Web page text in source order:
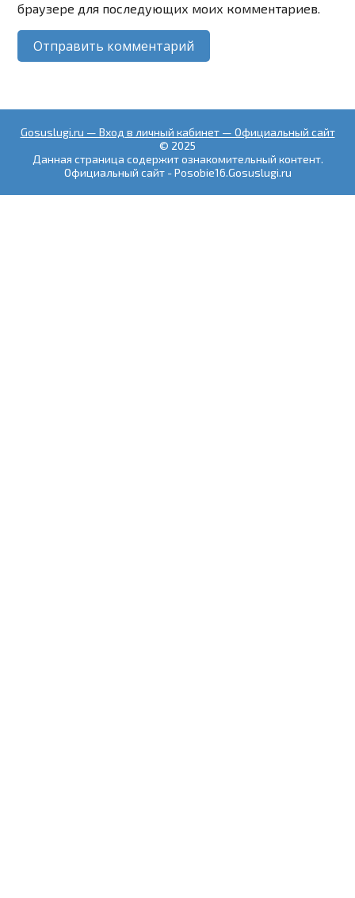
браузере для последующих моих комментариев.
Gosuslugi.ru — Вход в личный кабинет — Официальный сайт
© 2025
Данная страница содержит ознакомительный контент.
Официальный сайт - Posobie16.Gosuslugi.ru